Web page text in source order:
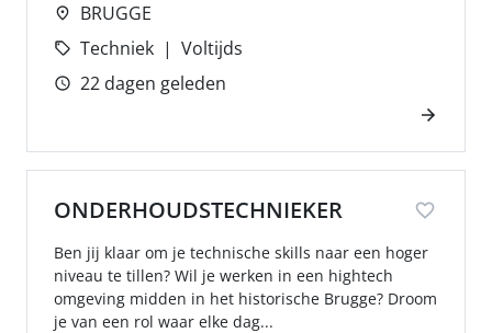
BRUGGE
Techniek
Voltijds
22 dagen geleden
ONDERHOUDSTECHNIEKER
Ben jij klaar om je technische skills naar een hoger
niveau te tillen? Wil je werken in een hightech
omgeving midden in het historische Brugge? Droom
je van een rol waar elke dag...